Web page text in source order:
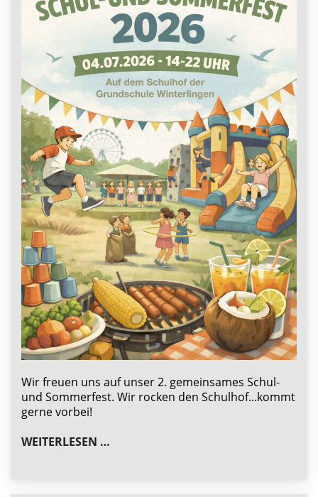
Wir freuen uns auf unser 2. gemeinsames Schul-
und Sommerfest. Wir rocken den Schulhof...kommt
gerne vorbei!
WEITERLESEN …